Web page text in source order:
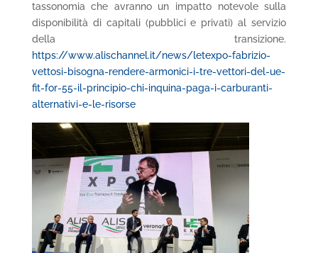
tassonomia che avranno un impatto notevole sulla
disponibilità di capitali (pubblici e privati) al servizio
della transizione.
https://www.alischannel.it/news/letexpo-fabrizio-
vettosi-bisogna-rendere-armonici-i-tre-vettori-del-ue-
fit-for-55-il-principio-chi-inquina-paga-i-carburanti-
alternativi-e-le-risorse